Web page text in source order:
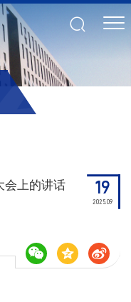
会上的讲话 19
2025.09